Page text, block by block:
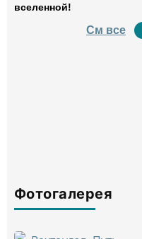
вселенной!
См все
Фотогалерея